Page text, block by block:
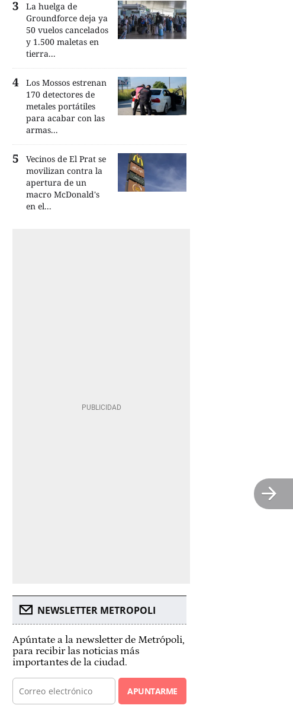
La huelga de
Groundforce deja ya
50 vuelos cancelados
y 1.500 maletas en
tierra...
Los Mossos estrenan
170 detectores de
metales portátiles
para acabar con las
armas...
Vecinos de El Prat se
movilizan contra la
apertura de un
macro McDonald's
en el...
NEWSLETTER METROPOLI
Apúntate a la newsletter de Metrópoli,
para recibir las noticias más
importantes de la ciudad.
APUNTARME